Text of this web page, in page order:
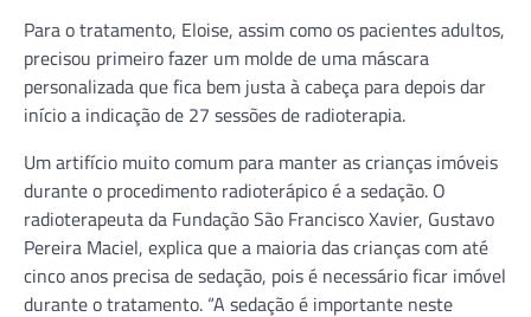
Para o tratamento, Eloise, assim como os pacientes adultos,
precisou primeiro fazer um molde de uma máscara
personalizada que fica bem justa à cabeça para depois dar
início a indicação de 27 sessões de radioterapia.
Um artifício muito comum para manter as crianças imóveis
durante o procedimento radioterápico é a sedação. O
radioterapeuta da Fundação São Francisco Xavier, Gustavo
Pereira Maciel, explica que a maioria das crianças com até
cinco anos precisa de sedação, pois é necessário ficar imóvel
durante o tratamento. “A sedação é importante neste